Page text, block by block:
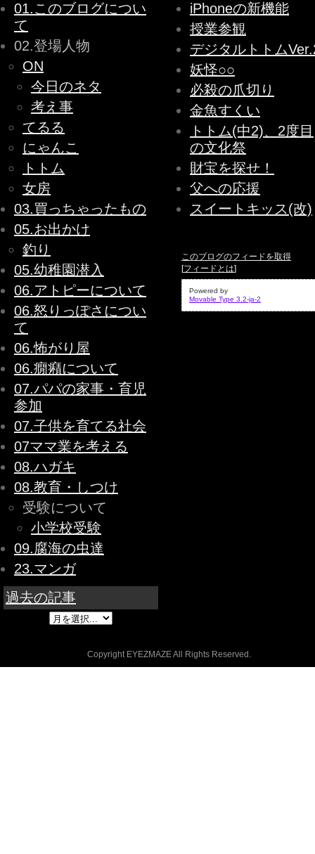
01.このブログについ
て
02.登場人物
ON
今日のネタ
考え事
てるる
にゃんこ
トトム
女房
03.買っちゃったもの
05.お出かけ
釣り
05.幼稚園潜入
06.アトピーについて
06.怒りっぽさについ
て
06.怖がり屋
06.癇癪について
07.パパの家事・育児
参加
07.子供を育てる社会
07ママ業を考える
08.ハガキ
08.教育・しつけ
受験について
小学校受験
09.腐海の虫達
23.マンガ
過去の記事
iPhoneの新機能
授業参観
デジタルトトム
妖怪○○
必殺の爪切り
金魚すくい
トトム(中2)、2度目
の文化祭
財宝を探せ！
父への応援
スイートキッス(改)
このブログのフィードを取得
[フィードとは]
Powered by
Movable Type 3.2-ja-2
Copyright EYEZMAZE All Rights Reserved.